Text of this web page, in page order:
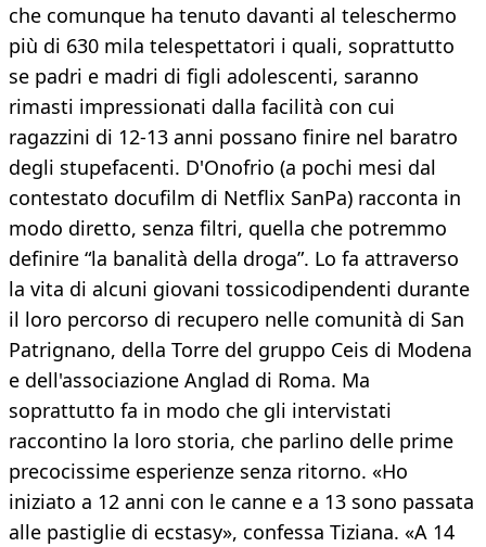
che comunque ha tenuto davanti al teleschermo
più di 630 mila telespettatori i quali, soprattutto
se padri e madri di figli adolescenti, saranno
rimasti impressionati dalla facilità con cui
ragazzini di 12-13 anni possano finire nel baratro
degli stupefacenti. D'Onofrio (a pochi mesi dal
contestato docufilm di Netflix SanPa) racconta in
modo diretto, senza filtri, quella che potremmo
definire “la banalità della droga”. Lo fa attraverso
la vita di alcuni giovani tossicodipendenti durante
il loro percorso di recupero nelle comunità di San
Patrignano, della Torre del gruppo Ceis di Modena
e dell'associazione Anglad di Roma. Ma
soprattutto fa in modo che gli intervistati
raccontino la loro storia, che parlino delle prime
precocissime esperienze senza ritorno. «Ho
iniziato a 12 anni con le canne e a 13 sono passata
alle pastiglie di ecstasy», confessa Tiziana. «A 14